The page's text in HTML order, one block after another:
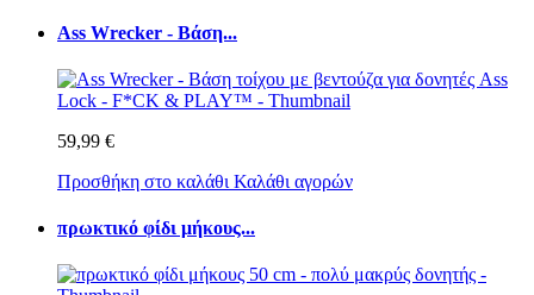
Ass Wrecker - Βάση...
59,99 €
Προσθήκη στο καλάθι Καλάθι αγορών
πρωκτικό φίδι μήκους...